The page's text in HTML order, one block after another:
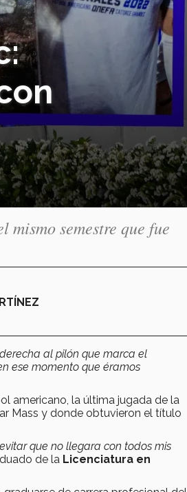
semestre que fue
al pilón que marca el
ese momento que éramos
americano, la última jugada de la
Mass y donde obtuvieron el título
que no llegara con todos mis
de la Licenciatura en